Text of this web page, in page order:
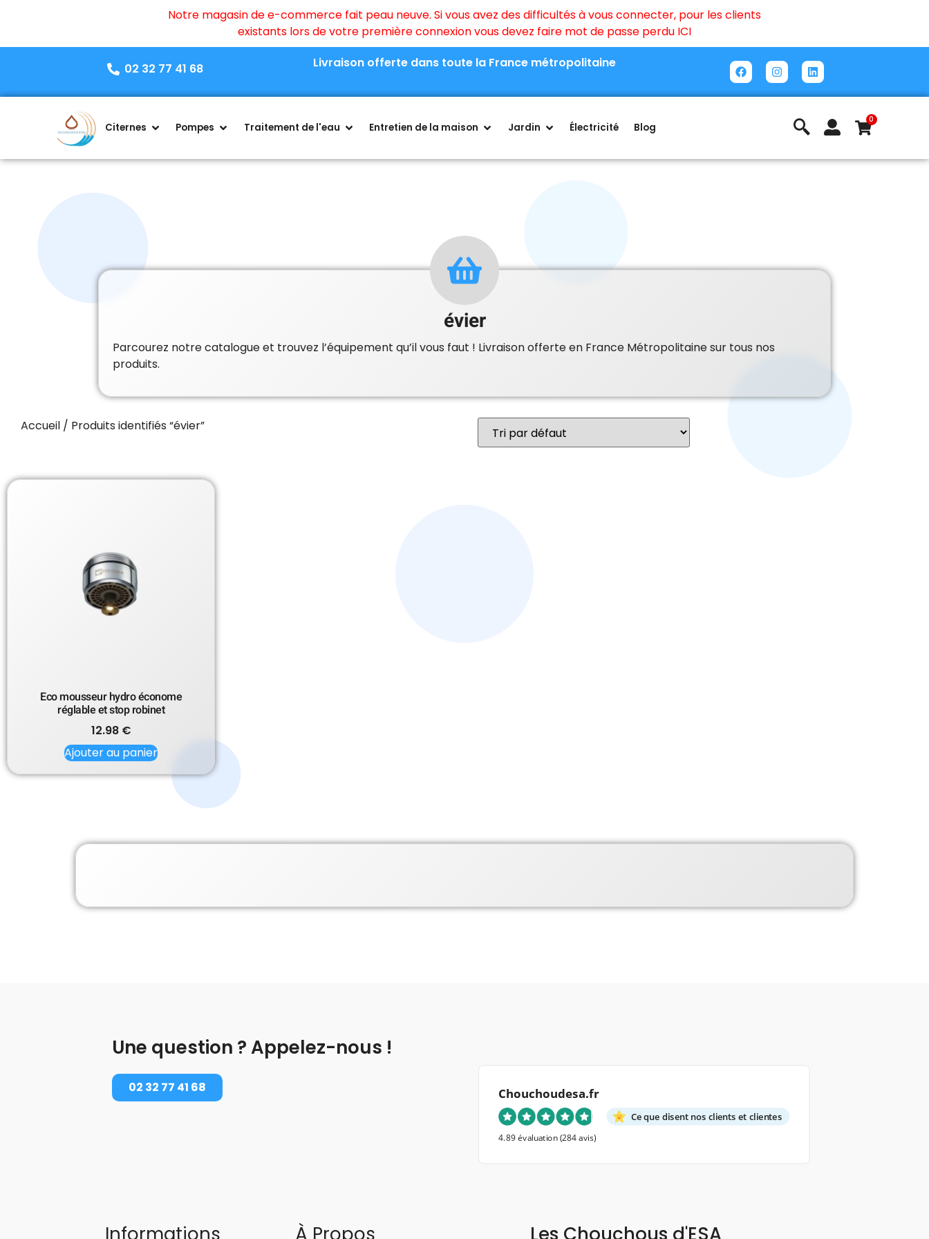
Notre magasin de e-commerce fait peau neuve. Si vous avez des difficultés à vous connecter, pour les clients
existants lors de votre première connexion vous devez faire mot de passe perdu ICI
02 32 77 41 68 Livraison offerte dans toute la France métropolitaine
Citernes Pompes Traitement de l'eau Entretien de la maison Jardin Électricité Blog
0
évier
Parcourez notre catalogue et trouvez l’équipement qu’il vous faut ! Livraison offerte en France Métropolitaine sur tous nos
produits.
Accueil / Produits identifiés “évier”
Eco mousseur hydro économe
réglable et stop robinet
12.98 €
Ajouter au panier
Une question ? Appelez-nous !
02 32 77 41 68 Chouchoudesa.fr
Ce que disent nos clients et clientes
4.89 évaluation(284 avis)